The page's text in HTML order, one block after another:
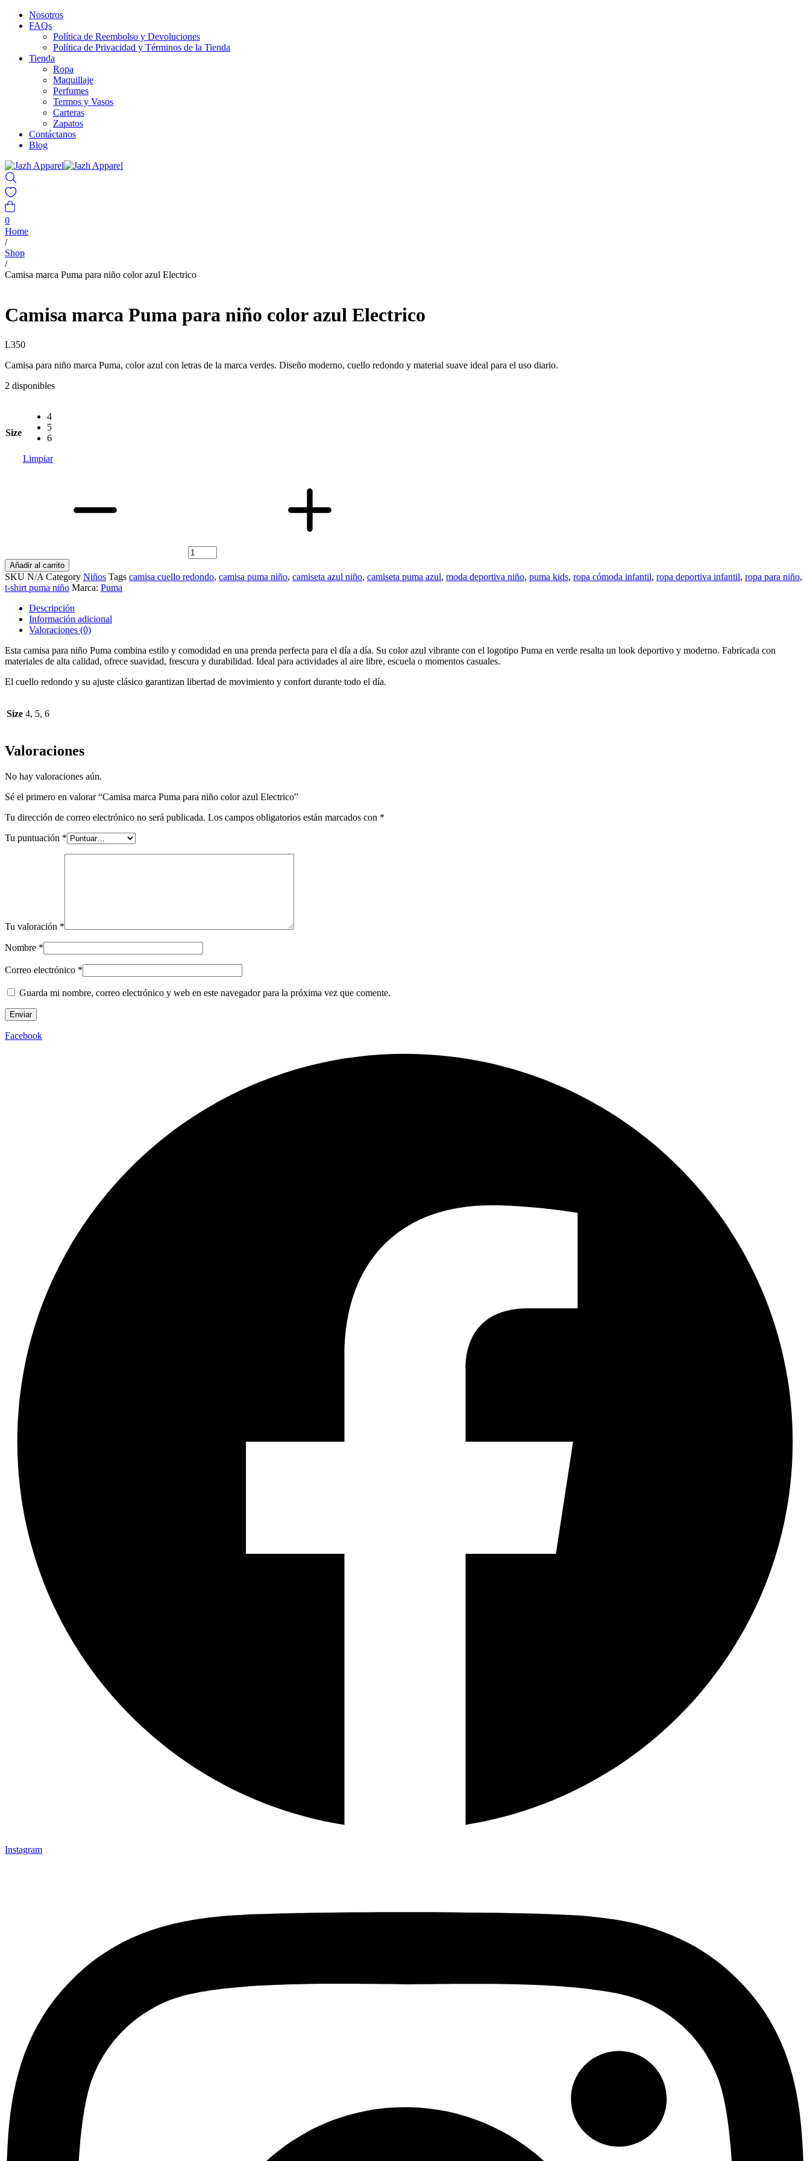
Nosotros
FAQs
Política de Reembolso y Devoluciones
Política de Privacidad y Términos de la Tienda
Tienda
Ropa
Maquillaje
Perfumes
Termos y Vasos
Carteras
Zapatos
Contáctanos
Blog
0
Home
/
Shop
/
Camisa marca Puma para niño color azul Electrico
Camisa marca Puma para niño color azul Electrico
L350
Camisa para niño marca Puma, color azul con letras de la marca verdes. Diseño moderno, cuello redondo y material suave ideal para el uso diario.
2 disponibles
Size
4
5
6
Limpiar
Electrico
cantidad
Añadir al carrito
SKU N/A Category Niños Tags camisa cuello redondo, camisa puma niño, camiseta azul niño, camiseta puma azul, moda deportiva niño, puma kids, ropa cómoda infantil, ropa deportiva infantil, ropa para niño,
t-shirt puma niño Marca: Puma
Descripción
Información adicional
Valoraciones (0)
Esta camisa para niño Puma combina estilo y comodidad en una prenda perfecta para el día a día. Su color azul vibrante con el logotipo Puma en verde resalta un look deportivo y moderno. Fabricada con
materiales de alta calidad, ofrece suavidad, frescura y durabilidad. Ideal para actividades al aire libre, escuela o momentos casuales.
El cuello redondo y su ajuste clásico garantizan libertad de movimiento y confort durante todo el día.
Size 4, 5, 6
Valoraciones
No hay valoraciones aún.
Sé el primero en valorar “Camisa marca Puma para niño color azul Electrico”
Tu dirección de correo electrónico no será publicada. Los campos obligatorios están marcados con *
Tu puntuación *
Tu valoración *
Nombre *
Correo electrónico *
Guarda mi nombre, correo electrónico y web en este navegador para la próxima vez que comente.
Facebook
Instagram